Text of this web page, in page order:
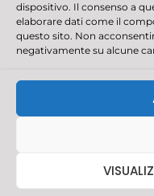
dispositivo. Il consenso a
elaborare dati come il
questo sito. Non
negativamente su alcune
CAPITALE SOCIALE
c
b